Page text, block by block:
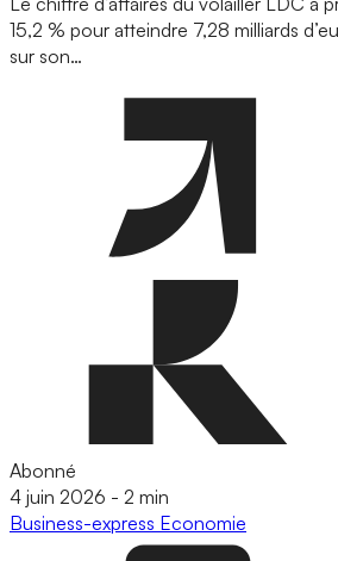
15,2 % pour atteindre 7,28 milliards
sur son…
Abonné
4 juin 2026 - 2 min
Business-express Economie